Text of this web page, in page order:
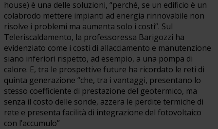
house) è una delle soluzioni, “perché, se un edificio è un
colabrodo mettere impianti ad energia rinnovabile non
risolve i problemi ma aumenta solo i costi”. Sul
Teleriscaldamento, la professoressa Barigozzi ha
evidenziato come i costi di allacciamento e manutenzione
siano inferiori rispetto, ad esempio, a una pompa di
calore. E, tra le prospettive future ha ricordato le reti di
quinta generazione “che, tra i vantaggi, presentano lo
stesso coefficiente di prestazione del geotermico, ma
senza il costo delle sonde, azzera le perdite termiche di
rete e presenta facilità di integrazione del fotovoltaico
con l’accumulo”